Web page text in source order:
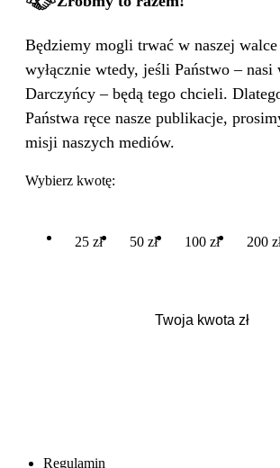
Będziemy mogli trwać w naszej
wyłącznie wtedy, jeśli Państwo –
Darczyńcy – będą tego chcieli.
Państwa ręce nasze publikacje,
misji naszych mediów.
Wybierz kwotę:
25 zł 50 zł 100 zł 200
Regulamin